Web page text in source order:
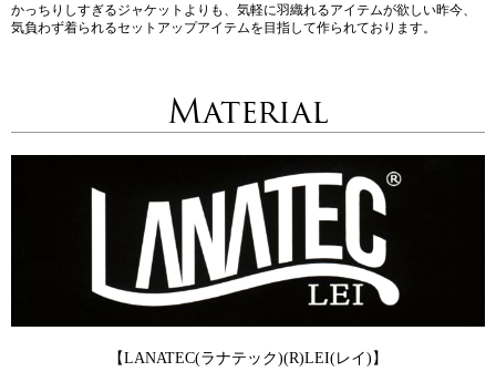
かっちりしすぎるジャケットよりも、気軽に羽織れるアイテムが欲しい昨今、
気負わず着られるセットアップアイテムを目指して作られております。
Material
【LANATEC(ラナテック)(R)LEI(レイ)】